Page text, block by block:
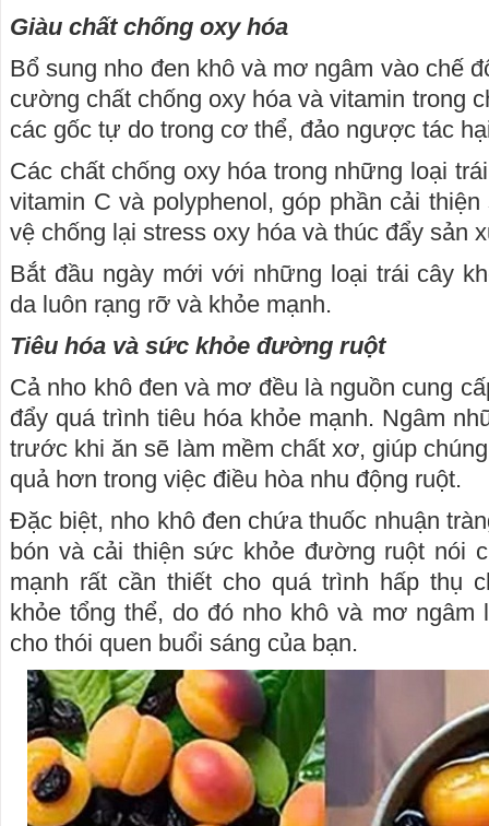
Giàu chất chống oxy hóa
Bổ sung nho đen khô và mơ ngâm vào chế
cường chất chống oxy hóa và vitamin trong
các gốc tự do trong cơ thể, đảo ngược tác
Các chất chống oxy hóa trong những loại
vitamin C và polyphenol, góp phần cải
vệ chống lại stress oxy hóa và thúc đẩy sản
Bắt đầu ngày mới với những loại trái cây
da luôn rạng rỡ và khỏe mạnh.
Tiêu hóa và sức khỏe đường ruột
Cả nho khô đen và mơ đều là nguồn cung
đẩy quá trình tiêu hóa khỏe mạnh. Ngâm
trước khi ăn sẽ làm mềm chất xơ, giúp
quả hơn trong việc điều hòa nhu động ruột.
Đặc biệt, nho khô đen chứa thuốc nhuận
bón và cải thiện sức khỏe đường ruột nói
mạnh rất cần thiết cho quá trình hấp thụ
khỏe tổng thể, do đó nho khô và mơ ngâm
cho thói quen buổi sáng của bạn.